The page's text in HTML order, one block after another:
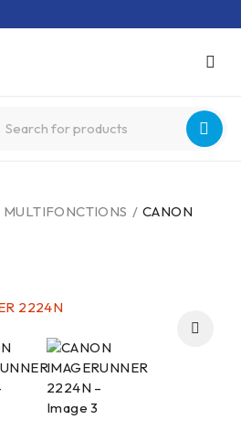
MULTIFONCTIONS / CANON